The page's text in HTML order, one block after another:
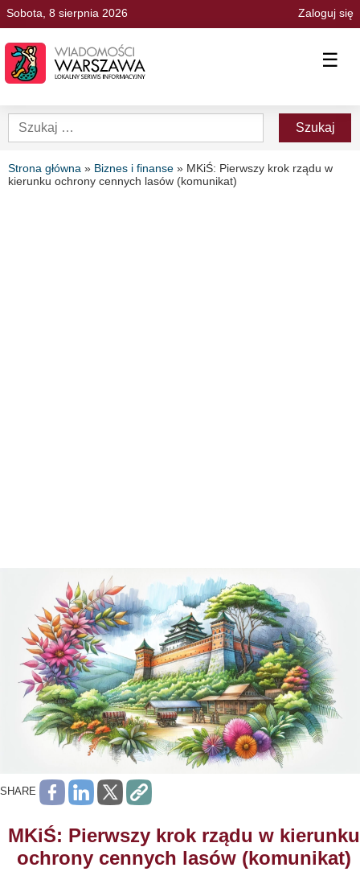
Sobota, 8 sierpnia 2026 Zaloguj się
☰
Strona główna » Biznes i finanse » MKiŚ: Pierwszy krok rządu w
kierunku ochrony cennych lasów (komunikat)
SHARE
MKiŚ: Pierwszy krok rządu w kierunku
ochrony cennych lasów (komunikat)